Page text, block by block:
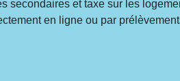
secondaires et taxe sur les
en ligne ou par